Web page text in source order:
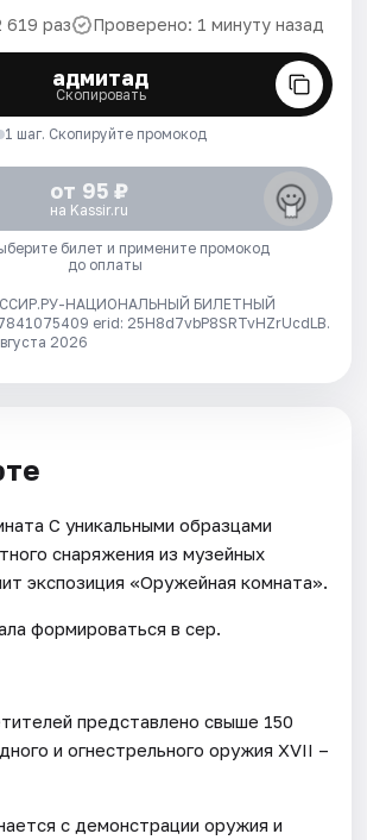
619 раз Проверено: 1 минуту назад
адмитад
Скопировать
1 шаг. Скопируйте промокод
от 95 ₽
на Kassir.ru
билет и примените промокод
до оплаты
НАЦИОНАЛЬНЫЙ БИЛЕТНЫЙ
erid: 25H8d7vbP8SRTvHZrUcdLB.
2026
С уникальными образцами
снаряжения из музейных
экспозиция «Оружейная комната».
формироваться в сер.
представлено свыше 150
и огнестрельного оружия XVII –
с демонстрации оружия и